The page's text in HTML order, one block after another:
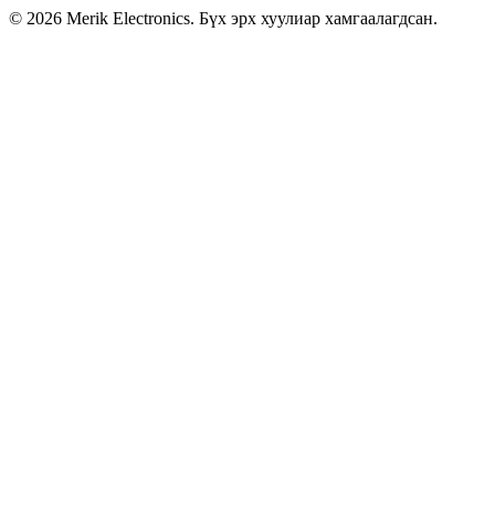
© 2026 Merik Electronics. Бүх эрх хуулиар хамгаалагдсан.